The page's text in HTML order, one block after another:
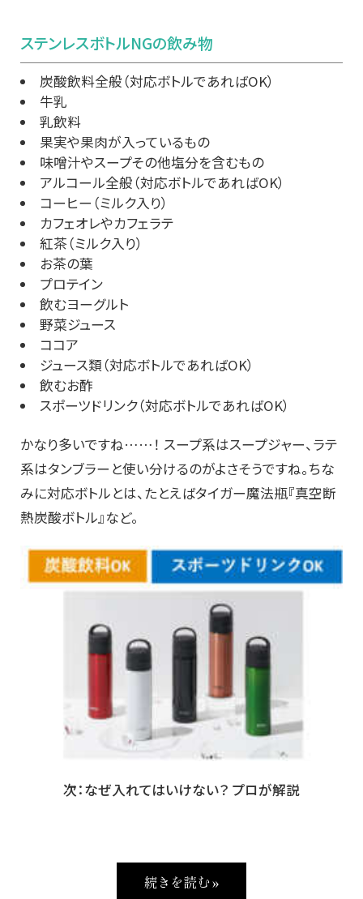
ステンレスボトルNGの飲み物
炭酸飲料全般（対応ボトルであればOK）
牛乳
乳飲料
果実や果肉が入っているもの
味噌汁やスープその他塩分を含むもの
アルコール全般（対応ボトルであればOK）
コーヒー（ミルク入り）
カフェオレやカフェラテ
紅茶（ミルク入り）
お茶の葉
プロテイン
飲むヨーグルト
野菜ジュース
ココア
ジュース類（対応ボトルであればOK）
飲むお酢
スポーツドリンク（対応ボトルであればOK）
かなり多いですね……！ スープ系はスープジャー、ラテ
系はタンブラーと使い分けるのがよさそうですね。ちな
みに対応ボトルとは、たとえばタイガー魔法瓶『真空断
熱炭酸ボトル』など。
次：なぜ入れてはいけない？ プロが解説
続きを読む »